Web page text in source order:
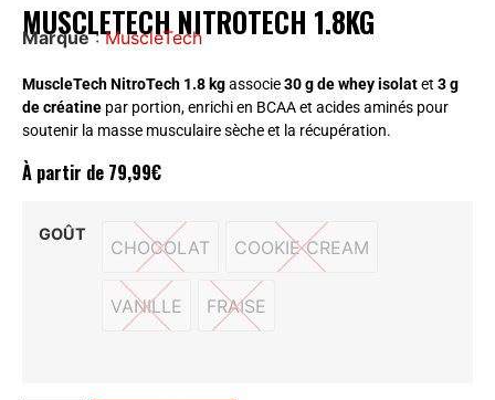
MUSCLETECH NITROTECH 1.8KG
Marque:MuscleTech
MuscleTech NitroTech 1.8 kgassocie30 g de whey isolatet 3 g
de créatine par portion, enrichi en BCAA et acides aminés pour
soutenir la masse musculaire sèche et la récupération.
À partir de 79,99€
GOÛT
CHOCOLAT
CHOCOLAT
COOKIE CREAM
COOKIE CREAM
VANILLE
VANILLE
FRAISE
FRAISE